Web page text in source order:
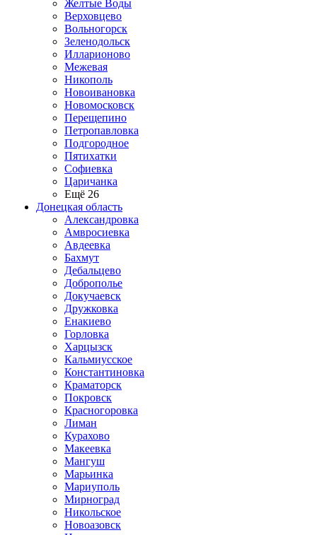
Желтые Воды
Верховцево
Вольногорск
Зеленодольск
Илларионово
Межевая
Никополь
Новоивановка
Новомосковск
Перещепино
Петропавловка
Подгородное
Пятихатки
Софиевка
Царичанка
Ещё 26
Донецкая область
Александровка
Амвросиевка
Авдеевка
Бахмут
Дебальцево
Доброполье
Докучаевск
Дружковка
Енакиево
Горловка
Харцызск
Кальмиусское
Константиновка
Краматорск
Покровск
Красногоровка
Лиман
Курахово
Макеевка
Мангуш
Марьинка
Мариуполь
Мирноград
Никольское
Новоазовск